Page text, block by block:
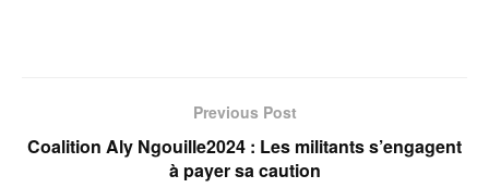
Previous Post
Coalition Aly Ngouille2024 : Les militants s’engagent
à payer sa caution